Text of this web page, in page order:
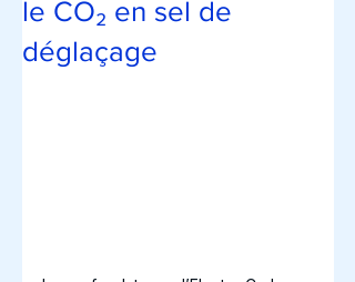
le CO₂ en sel de
déglaçage